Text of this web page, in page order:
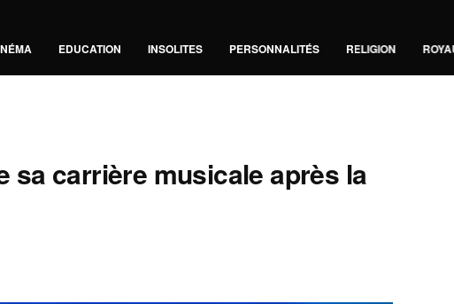
EDUCATION INSOLITES PERSONNALITÉS RELIGION
sa carrière musicale après la